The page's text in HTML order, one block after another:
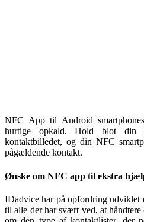
NFC App til Android
hurtige opkald. Hold blot din
kontaktbilledet, og din NFC
pågældende kontakt.
Ønske om NFC app til ekstra
IDadvice har på opfordring udviklet
til alle der har svært ved, at